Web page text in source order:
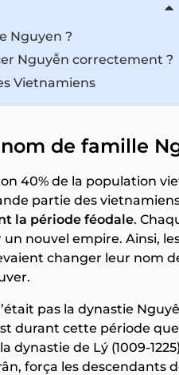
Nguyen ?
Nguyễn correctement ?
Vietnamiens
de famille
40% de la population
partie des
la période féodale.
nouvel empire. Ainsi,
changer leur nom
pas la dynastie
durant cette période
de Lý (1009-
força les descendants